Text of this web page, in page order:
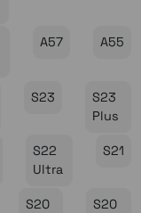
A57 A55
S23
S23
Plus
S22
Ultra
S21
S20
S20